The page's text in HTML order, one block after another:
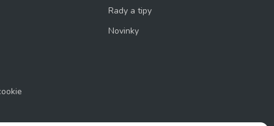
Rady a tipy
Novinky